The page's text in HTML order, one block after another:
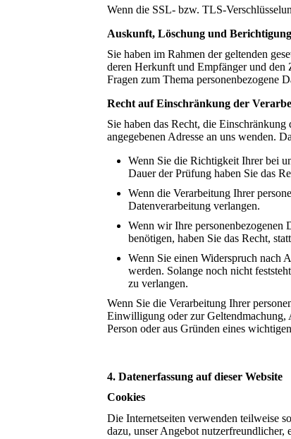
Wenn die SSL- bzw. TLS-
Auskunft, Löschung und Berichtigung
Sie haben im Rahmen der geltenden
deren Herkunft und Empfänger und
Fragen zum Thema personenbezogene
Recht auf Einschränkung der
Sie haben das Recht, die
angegebenen Adresse an uns wenden.
Wenn Sie die Richtigkeit Ihrer bei
Dauer der Prüfung haben Sie das
Wenn die Verarbeitung Ihrer
Datenverarbeitung verlangen.
Wenn wir Ihre personenbezogenen
benötigen, haben Sie das Recht,
Wenn Sie einen Widerspruch nach
werden. Solange noch nicht
zu verlangen.
Wenn Sie die Verarbeitung Ihrer
Einwilligung oder zur Geltendmachung,
Person oder aus Gründen eines
4. Datenerfassung auf dieser Website
Cookies
Die Internetseiten verwenden teilweise
dazu, unser Angebot